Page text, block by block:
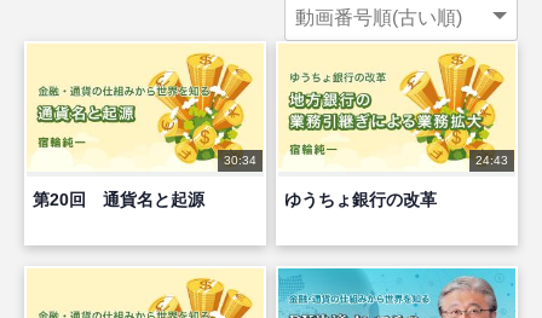
30:34
第20回 通貨名と起源
24:43
ゆうちょ銀行の改革